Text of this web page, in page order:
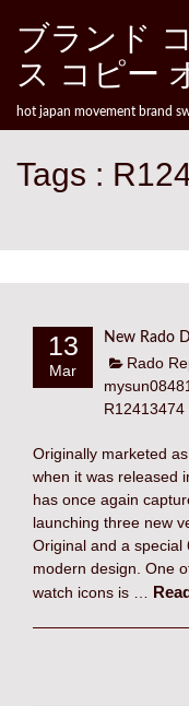
ブランド
ス コピー
hot japan movement brand
Tags :
13
Mar
New Rado
Rado
mysun08481
R12413474
Originally marketed
when it was released
has once again
launching three new
Original and a special
modern design. One
watch icons is …